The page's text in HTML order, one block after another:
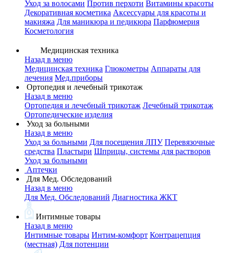
Уход за волосами Против перхоти Витамины красоты
Декоративная косметика Аксессуары для красоты и
макияжа Для маникюра и педикюра Парфюмерия
Косметология
Медицинская техника
Назад в меню
Медицинская техника Глюкометры Аппараты для
лечения Мед.приборы
Ортопедия и лечебный трикотаж
Назад в меню
Ортопедия и лечебный трикотаж Лечебный трикотаж
Ортопедические изделия
Уход за больными
Назад в меню
Уход за больными Для посещения ЛПУ Перевязочные
средства Пластыри Шприцы, системы для растворов
Уход за больными
Аптечки
Для Мед. Обследований
Назад в меню
Для Мед. Обследований Диагностика ЖКТ
Интимные товары
Назад в меню
Интимные товары Интим-комфорт Контрацепция
(местная) Для потенции